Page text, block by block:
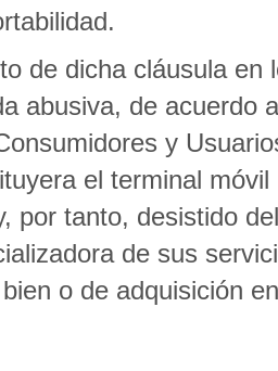
de dicha cláusula
abusiva, de acuerdo
y
el terminal
por tanto, desistido
de sus
o de adquisición